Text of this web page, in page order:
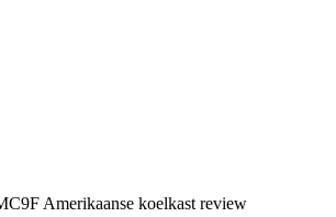
Amerikaanse koelkast review